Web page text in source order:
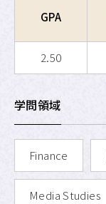
GPA
2.50
学問領域
Finance
Media Studies